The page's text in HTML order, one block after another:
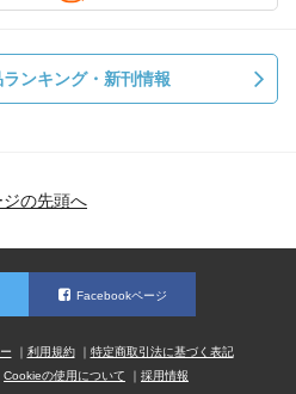
ンキング・新刊情報
ジの先頭へ
Facebookページ
利用規約
特定商取引法に基づく表記
Cookieの使用について 採用情報